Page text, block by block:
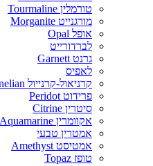
טורמלין Tourmaline
מורגנייט Morganite
אופל Opal
לברדורייט
גרנט Garnett
לאפיס
קרניאול-קרנייול Carnelian
פרידוט Peridot
סיטרין Citrine
אקוומרין Aquamarine
אמטרין טבעי
אמטיסט Amethyst
טופז Topaz